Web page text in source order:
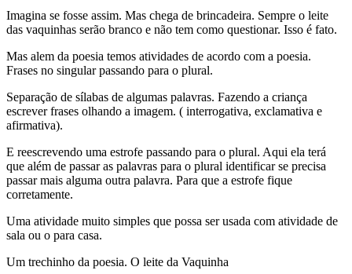
Imagina se fosse assim. Mas chega de brincadeira. Sempre o leite
das vaquinhas serão branco e não tem como questionar. Isso é fato.
Mas alem da poesia temos atividades de acordo com a poesia.
Frases no singular passando para o plural.
Separação de sílabas de algumas palavras. Fazendo a criança
escrever frases olhando a imagem. ( interrogativa, exclamativa e
afirmativa).
E reescrevendo uma estrofe passando para o plural. Aqui ela terá
que além de passar as palavras para o plural identificar se precisa
passar mais alguma outra palavra. Para que a estrofe fique
corretamente.
Uma atividade muito simples que possa ser usada com atividade de
sala ou o para casa.
Um trechinho da poesia. O leite da Vaquinha